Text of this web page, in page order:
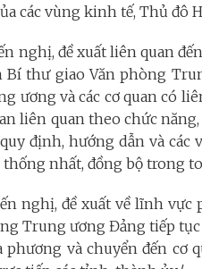
các vùng kinh tế, Thủ đô
nghị, đề xuất liên quan
Bí thư giao Văn phòng
ương và các cơ quan có
liên quan theo chức
định, hướng dẫn và
nhất, đồng bộ trong
nghị, đề xuất về lĩnh
Trung ương Đảng tiếp
phương và chuyển đến cơ